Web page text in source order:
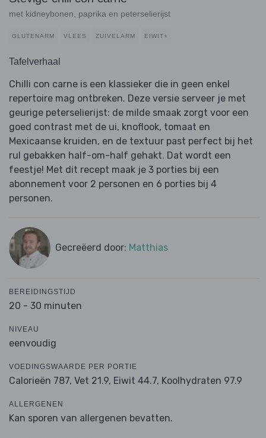
met kidneybonen, paprika en peterselierijst
GLUTENARM VLEES ZUIVELARM EIWIT+
Tafelverhaal
Chilli con carne is een klassieker die in geen enkel
repertoire mag ontbreken. Deze versie serveer je met
geurige peterselierijst: de milde smaak zorgt voor een
goed contrast met de ui, knoflook, tomaat en
Mexicaanse kruiden, en de textuur past perfect bij het
rul gebakken half-om-half gehakt. Dat wordt een
feestje! Met dit recept maak je 3 porties bij een
abonnement voor 2 personen en 6 porties bij 4
personen.
Gecreëerd door: Matthias
BEREIDINGSTIJD
20 - 30 minuten
NIVEAU
eenvoudig
VOEDINGSWAARDE PER PORTIE
Calorieën 787, Vet 21.9, Eiwit 44.7, Koolhydraten 97.9
ALLERGENEN
Kan sporen van allergenen bevatten.